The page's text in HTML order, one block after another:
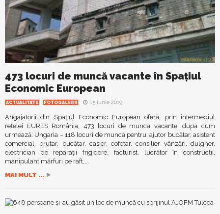
473 locuri de muncă vacante în Spaţiul
Economic European
ACTUALITATE FOTOGALERII 15 iunie 2019
Angajatorii din Spaţiul Economic European oferă, prin intermediul
reţelei EURES România, 473 locuri de muncă vacante, după cum
urmează: Ungaria – 118 locuri de muncă pentru: ajutor bucătar, asistent
comercial, brutar, bucătar, casier, cofetar, consilier vânzări, dulgher,
electrician de reparaţii frigidere, facturist, lucrător în construcţii,
manipulant mărfuri pe raft,...
MAI MULT ...